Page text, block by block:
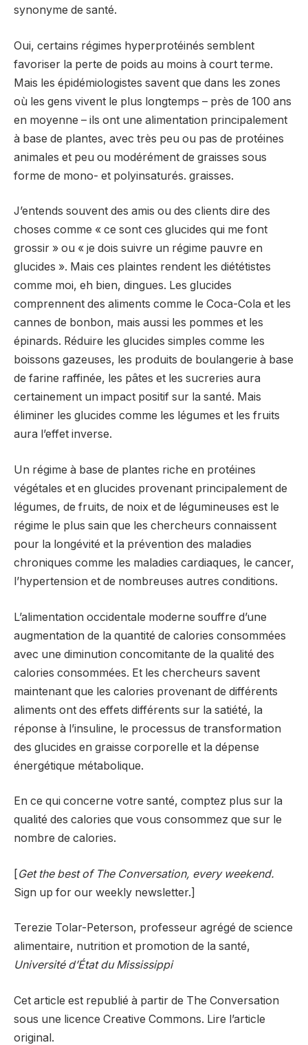
synonyme de santé.
Oui, certains régimes hyperprotéinés semblent
favoriser la perte de poids au moins à court terme.
Mais les épidémiologistes savent que dans les zones
où les gens vivent le plus longtemps – près de 100 ans
en moyenne – ils ont une alimentation principalement
à base de plantes, avec très peu ou pas de protéines
animales et peu ou modérément de graisses sous
forme de mono- et polyinsaturés. graisses.
J’entends souvent des amis ou des clients dire des
choses comme « ce sont ces glucides qui me font
grossir » ou « je dois suivre un régime pauvre en
glucides ». Mais ces plaintes rendent les diététistes
comme moi, eh bien, dingues. Les glucides
comprennent des aliments comme le Coca-Cola et les
cannes de bonbon, mais aussi les pommes et les
épinards. Réduire les glucides simples comme les
boissons gazeuses, les produits de boulangerie à base
de farine raffinée, les pâtes et les sucreries aura
certainement un impact positif sur la santé. Mais
éliminer les glucides comme les légumes et les fruits
aura l’effet inverse.
Un régime à base de plantes riche en protéines
végétales et en glucides provenant principalement de
légumes, de fruits, de noix et de légumineuses est le
régime le plus sain que les chercheurs connaissent
pour la longévité et la prévention des maladies
chroniques comme les maladies cardiaques, le cancer,
l’hypertension et de nombreuses autres conditions.
L’alimentation occidentale moderne souffre d’une
augmentation de la quantité de calories consommées
avec une diminution concomitante de la qualité des
calories consommées. Et les chercheurs savent
maintenant que les calories provenant de différents
aliments ont des effets différents sur la satiété, la
réponse à l’insuline, le processus de transformation
des glucides en graisse corporelle et la dépense
énergétique métabolique.
En ce qui concerne votre santé, comptez plus sur la
qualité des calories que vous consommez que sur le
nombre de calories.
[Get the best of The Conversation, every weekend.
Sign up for our weekly newsletter.]
Terezie Tolar-Peterson, professeur agrégé de science
alimentaire, nutrition et promotion de la santé,
Université d’État du Mississippi
Cet article est republié à partir de The Conversation
sous une licence Creative Commons. Lire l’article
original.